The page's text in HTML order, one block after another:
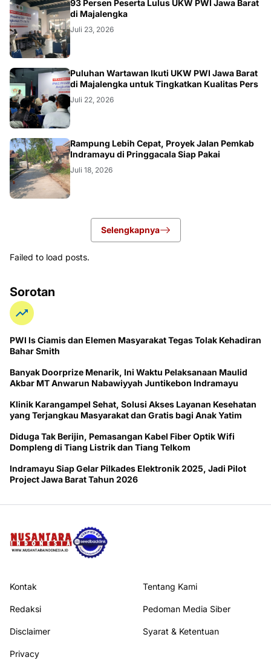
93 Persen Peserta Lulus UKW PWI Jawa Barat
di Majalengka
Juli 23, 2026
Puluhan Wartawan Ikuti UKW PWI Jawa Barat
di Majalengka untuk Tingkatkan Kualitas Pers
Juli 22, 2026
LOKAL
Rampung Lebih Cepat, Proyek Jalan Pemkab
Indramayu di Pringgacala Siap Pakai
Juli 18, 2026
Selengkapnya
Failed to load posts.
Sorotan
PWI ls Ciamis dan Elemen Masyarakat Tegas Tolak Kehadiran
Bahar Smith
Banyak Doorprize Menarik, Ini Waktu Pelaksanaan Maulid
Akbar MT Anwarun Nabawiyyah Juntikebon Indramayu
Klinik Karangampel Sehat, Solusi Akses Layanan Kesehatan
yang Terjangkau Masyarakat dan Gratis bagi Anak Yatim
Diduga Tak Berijin, Pemasangan Kabel Fiber Optik Wifi
Dompleng di Tiang Listrik dan Tiang Telkom
Indramayu Siap Gelar Pilkades Elektronik 2025, Jadi Pilot
Project Jawa Barat Tahun 2026
Kontak Tentang Kami
Redaksi Pedoman Media Siber
Disclaimer Syarat & Ketentuan
Privacy